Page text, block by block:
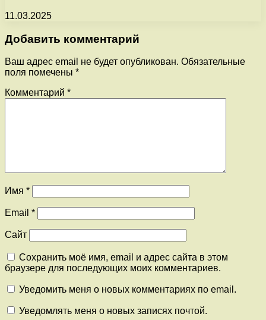
11.03.2025
Добавить комментарий
Ваш адрес email не будет опубликован. Обязательные
поля помечены *
Комментарий *
Имя *
Email *
Сайт
Сохранить моё имя, email и адрес сайта в этом
браузере для последующих моих комментариев.
Уведомить меня о новых комментариях по email.
Уведомлять меня о новых записях почтой.